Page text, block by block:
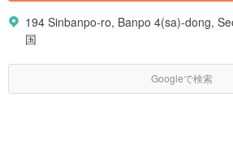
194 Sinbanpo-ro, Banpo 4(sa)-dong,
国
Googleで検索